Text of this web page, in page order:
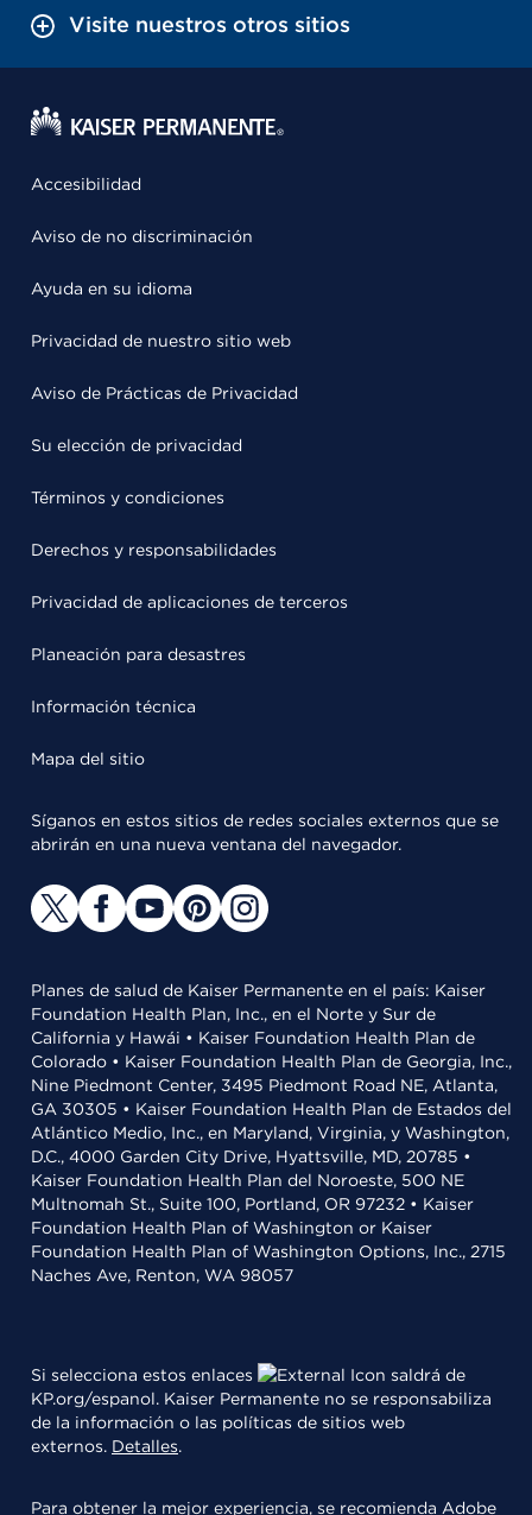
Visite nuestros otros sitios
Accesibilidad
Aviso de no discriminación
Ayuda en su idioma
Privacidad de nuestro sitio web
Aviso de Prácticas de Privacidad
Su elección de privacidad
Términos y condiciones
Derechos y responsabilidades
Privacidad de aplicaciones de terceros
Planeación para desastres
Información técnica
Mapa del sitio
Síganos en estos sitios de redes sociales externos que se
abrirán en una nueva ventana del navegador.
Planes de salud de Kaiser Permanente en el país: Kaiser
Foundation Health Plan, Inc., en el Norte y Sur de
California y Hawái • Kaiser Foundation Health Plan de
Colorado • Kaiser Foundation Health Plan de Georgia, Inc.,
Nine Piedmont Center, 3495 Piedmont Road NE, Atlanta,
GA 30305 • Kaiser Foundation Health Plan de Estados del
Atlántico Medio, Inc., en Maryland, Virginia, y Washington,
D.C., 4000 Garden City Drive, Hyattsville, MD, 20785 •
Kaiser Foundation Health Plan del Noroeste, 500 NE
Multnomah St., Suite 100, Portland, OR 97232 • Kaiser
Foundation Health Plan of Washington or Kaiser
Foundation Health Plan of Washington Options, Inc., 2715
Naches Ave, Renton, WA 98057
Si selecciona estos enlaces
saldrá de
KP.org/espanol. Kaiser Permanente no se responsabiliza
de la información o las políticas de sitios web
externos. Detalles.
Para obtener la mejor experiencia, se recomienda Adobe